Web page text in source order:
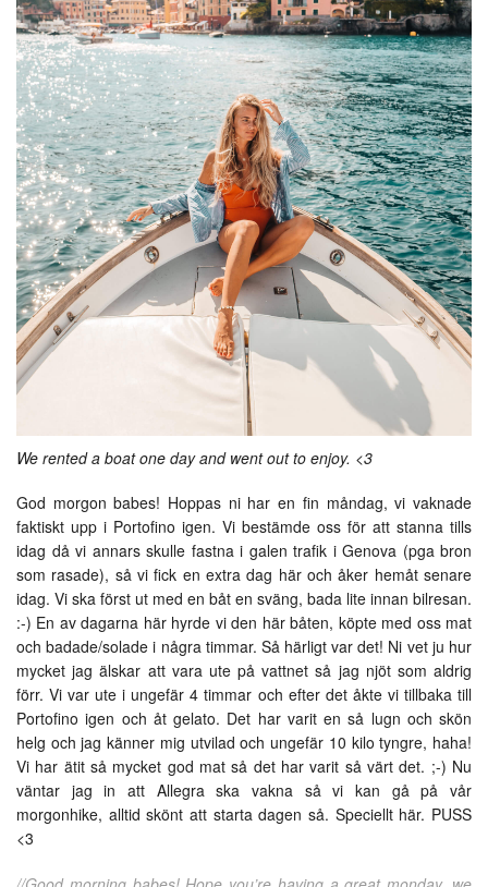
We rented a boat one day and went out to enjoy. <3
God morgon babes! Hoppas ni har en fin måndag, vi vaknade
faktiskt upp i Portofino igen. Vi bestämde oss för att stanna tills
idag då vi annars skulle fastna i galen trafik i Genova (pga bron
som rasade), så vi fick en extra dag här och åker hemåt senare
idag. Vi ska först ut med en båt en sväng, bada lite innan bilresan.
:-) En av dagarna här hyrde vi den här båten, köpte med oss mat
och badade/solade i några timmar. Så härligt var det! Ni vet ju hur
mycket jag älskar att vara ute på vattnet så jag njöt som aldrig
förr. Vi var ute i ungefär 4 timmar och efter det åkte vi tillbaka till
Portofino igen och åt gelato. Det har varit en så lugn och skön
helg och jag känner mig utvilad och ungefär 10 kilo tyngre, haha!
Vi har ätit så mycket god mat så det har varit så värt det. ;-) Nu
väntar jag in att Allegra ska vakna så vi kan gå på vår
morgonhike, alltid skönt att starta dagen så. Speciellt här. PUSS
<3